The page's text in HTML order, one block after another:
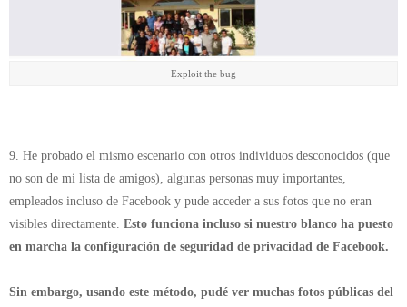
Exploit the bug
9. He probado el mismo escenario con otros individuos desconocidos (que
no son de mi lista de amigos), algunas personas muy importantes,
empleados incluso de Facebook y pude acceder a sus fotos que no eran
visibles directamente. Esto funciona incluso si nuestro blanco ha puesto
en marcha la configuración de seguridad de privacidad de Facebook.
Sin embargo, usando este método, pudé ver muchas fotos públicas del